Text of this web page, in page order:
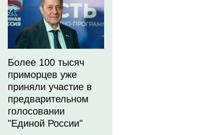
Более 100 тысяч
приморцев уже
приняли участие в
предварительном
голосовании
"Единой России"